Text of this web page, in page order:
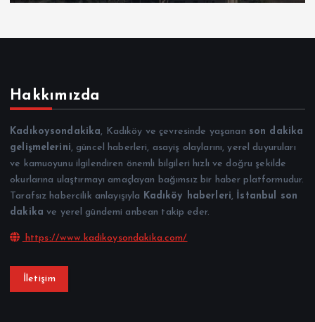
Hakkımızda
Kadıkoysondakika, Kadıköy ve çevresinde yaşanan son dakika
gelişmelerini, güncel haberleri, asayiş olaylarını, yerel duyuruları
ve kamuoyunu ilgilendiren önemli bilgileri hızlı ve doğru şekilde
okurlarına ulaştırmayı amaçlayan bağımsız bir haber platformudur.
Tarafsız habercilik anlayışıyla Kadıköy haberleri, İstanbul son
dakika ve yerel gündemi anbean takip eder.
https://www.kadikoysondakika.com/
İletişim